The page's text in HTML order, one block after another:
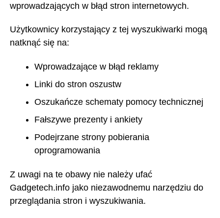
wprowadzających w błąd stron internetowych.
Użytkownicy korzystający z tej wyszukiwarki mogą
natknąć się na:
Wprowadzające w błąd reklamy
Linki do stron oszustw
Oszukańcze schematy pomocy technicznej
Fałszywe prezenty i ankiety
Podejrzane strony pobierania
oprogramowania
Z uwagi na te obawy nie należy ufać
Gadgetech.info jako niezawodnemu narzędziu do
przeglądania stron i wyszukiwania.